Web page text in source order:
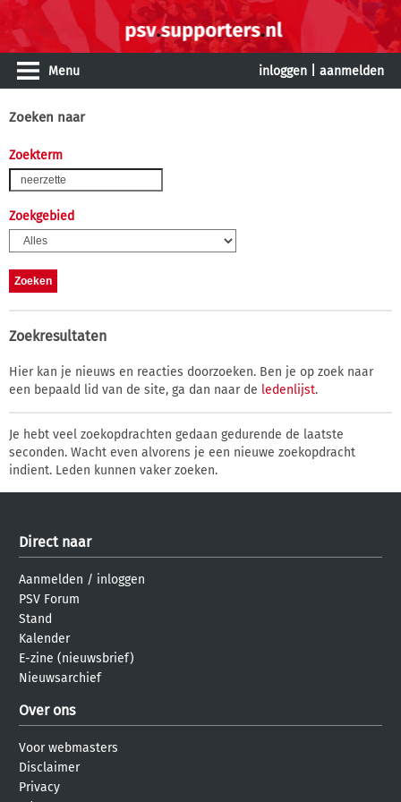
Menu inloggen aanmelden
Zoeken naar
Zoekterm
Zoekgebied
Zoekresultaten
Hier kan je nieuws en reacties doorzoeken. Ben je op zoek naar
een bepaald lid van de site, ga dan naar de ledenlijst.
Je hebt veel zoekopdrachten gedaan gedurende de laatste
seconden. Wacht even alvorens je een nieuwe zoekopdracht
indient. Leden kunnen vaker zoeken.
Direct naar
Aanmelden / inloggen
PSV Forum
Stand
Kalender
E-zine (nieuwsbrief)
Nieuwsarchief
Over ons
Voor webmasters
Disclaimer
Privacy